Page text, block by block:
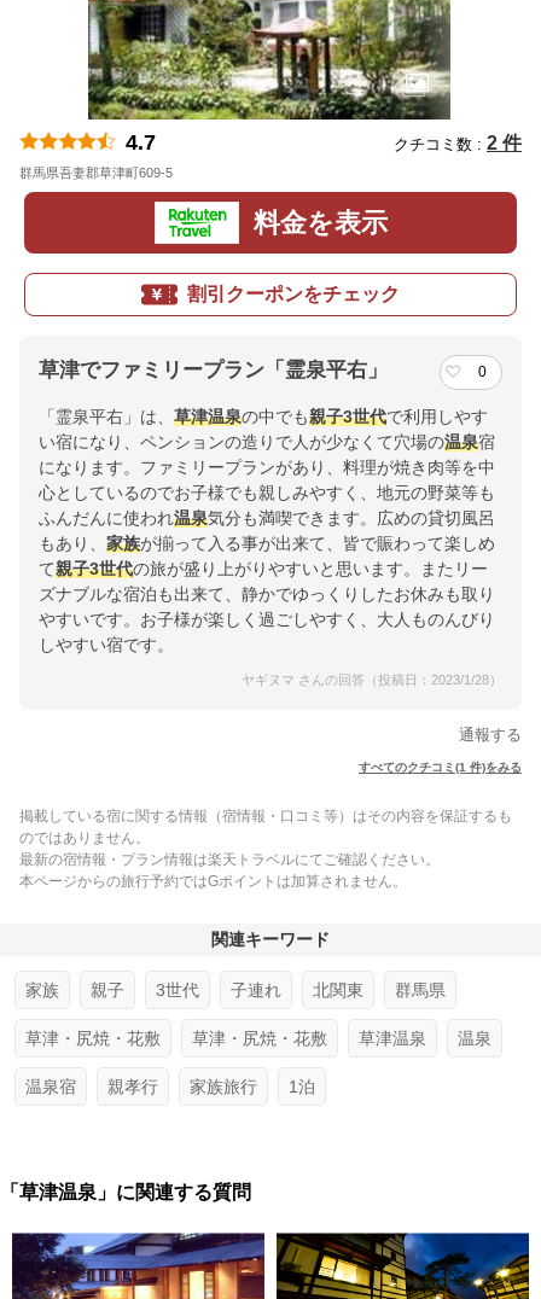
4.7 クチコミ数 : 2 件
群馬県吾妻郡草津町609-5
料金を表示
割引クーポンをチェック
草津でファミリープラン「霊泉平右」 0
「霊泉平右」は、 草津温泉の中でも親子3世代で利用しやす
い宿になり、ペンションの造りで人が少なくて穴場の温泉宿
になります。ファミリープランがあり、料理が焼き肉等を中
心としているのでお子様でも親しみやすく、地元の野菜等も
ふんだんに使われ温泉気分も満喫できます。広めの貸切風呂
もあり、 家族が揃って入る事が出来て、皆で賑わって楽しめ
て親子3世代の旅が盛り上がりやすいと思います。またリー
ズナブルな宿泊も出来て、静かでゆっくりしたお休みも取り
やすいです。お子様が楽しく過ごしやすく、大人ものんびり
しやすい宿です。
ヤギヌマ さんの回答（投稿日：2023/1/28）
通報する
すべてのクチコミ(1 件)をみる
掲載している宿に関する情報（宿情報・口コミ等）はその内容を保証するも
のではありません。
最新の宿情報・プラン情報は楽天トラベルにてご確認ください。
本ページからの旅行予約ではGポイントは加算されません。
関連キーワード
家族 親子 3世代 子連れ 北関東 群馬県
草津・尻焼・花敷 草津・尻焼・花敷 草津温泉 温泉
温泉宿 親孝行 家族旅行 1泊
「草津温泉」に関連する質問